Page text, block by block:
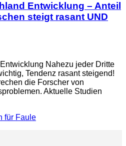
Entwicklung – Anteil
steigt rasant UND
Nahezu jeder Dritte
Tendenz rasant steigend!
die Forscher von
Aktuelle Studien